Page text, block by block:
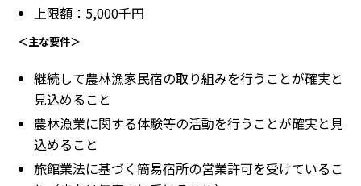
上限額：5,000千円
＜主な要件＞
継続して農林漁家民宿の取り組みを行うことが確実と
見込めること
農林漁業に関する体験等の活動を行うことが確実と見
込めること
旅館業法に基づく簡易宿所の営業許可を受けているこ